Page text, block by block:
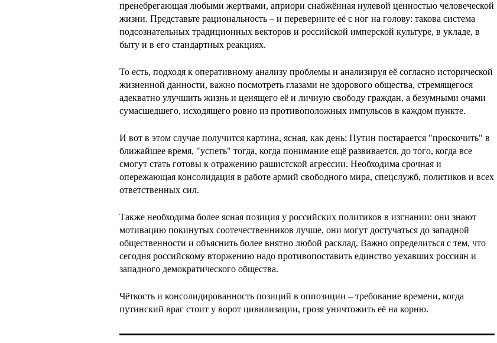
пренебрегающая любыми жертвами, априори снабжённая нулевой ценностью человеческой
жизни. Представьте рациональность – и переверните её с ног на голову: такова система
подсознательных традиционных векторов и российской имперской культуре, в укладе, в
быту и в его стандартных реакциях.
То есть, подходя к оперативному анализу проблемы и анализируя её согласно исторической
жизненной данности, важно посмотреть глазами не здорового общества, стремящегося
адекватно улучшить жизнь и ценящего её и личную свободу граждан, а безумными очами
сумасшедшего, исходящего ровно из противоположных импульсов в каждом пункте.
И вот в этом случае получится картина, ясная, как день: Путин постарается "проскочить" в
ближайшее время, "успеть" тогда, когда понимание ещё развивается, до того, когда все
смогут стать готовы к отражению рашистской агрессии. Необходима срочная и
опережающая консолидация в работе армий свободного мира, спецслужб, политиков и всех
ответственных сил.
Также необходима более ясная позиция у российских политиков в изгнании: они знают
мотивацию покинутых соотечественников лучше, они могут достучаться до западной
общественности и объяснить более внятно любой расклад. Важно определиться с тем, что
сегодня российскому вторжению надо противопоставить единство уехавших россиян и
западного демократического общества.
Чёткость и консолидированность позиций в оппозиции – требование времени, когда
путинский враг стоит у ворот цивилизации, грозя уничтожить её на корню.